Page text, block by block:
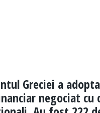
Greciei a
negociat cu